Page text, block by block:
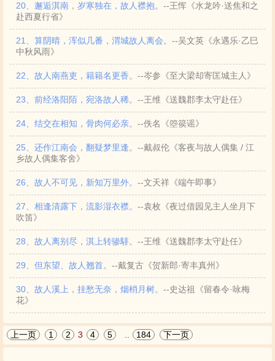
20、邂逅淇南，岁寒独在，故人襟抱。 --王恽《水龙吟·送焦和之
赴西夏行省》
21、算阴晴，浑似几番，渭城故人离会。 --吴文英《永遇乐·乙巳
中秋风雨》
22、故人南燕吏，籍籍名更香。 --岑参《至大梁却寄匡城主人》
23、前经洛阳陌，宛洛故人稀。 --王维《送魏郡李太守赴任》
24、结交在相知，骨肉何必亲。 --佚名《箜篌谣》
25、还作江南会，翻疑梦里逢。 --戴叔伦《客夜与故人偶集 / 江
乡故人偶集客舍》
26、故人不可见，新知万里外。 --文天祥《端午即事》
27、相逢清露下，流影湿衣襟。 --袁枚《夜过借园见主人坐月下
吹笛》
28、故人离别尽，淇上转骖騑。 --王维《送魏郡李太守赴任》
29、但东望、故人翘首。 --戴复古《贺新郎·寄丰真州》
30、故人溪上，挂愁无奈，烟梢月树。 --史达祖《留春令·咏梅
花》
上一页 1 2 3 4 5 184 下一页